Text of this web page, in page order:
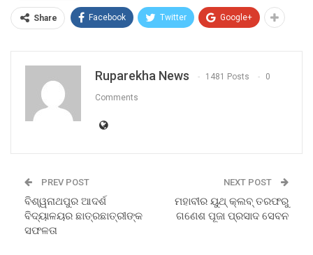
Share Facebook Twitter Google+
Ruparekha News 1481 Posts 0
Comments
PREV POST
ବିଶ୍ୱନାଥପୁର ଆଦର୍ଶ
ବିଦ୍ୟାଳୟର ଛାତ୍ରଛାତ୍ରୀଙ୍କ
ସଫଳତା
NEXT POST
ମହାବୀର ୟୁଥ୍ କ୍ଲବ୍ ତରଫରୁ
ଗଣେଶ ପୂଜା ପ୍ରସାଦ ସେବନ